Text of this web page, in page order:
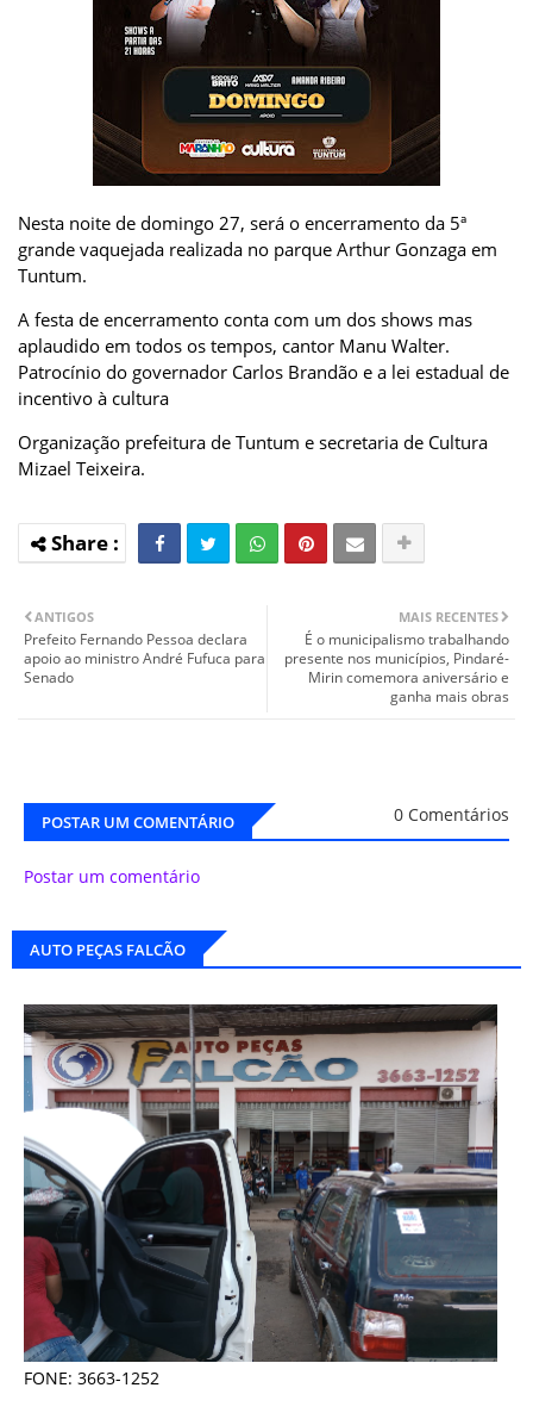
Nesta noite de domingo 27, será o encerramento da 5ª
grande vaquejada realizada no parque Arthur Gonzaga em
Tuntum.
A festa de encerramento conta com um dos shows mas
aplaudido em todos os tempos, cantor Manu Walter.
Patrocínio do governador Carlos Brandão e a lei estadual de
incentivo à cultura
Organização prefeitura de Tuntum e secretaria de Cultura
Mizael Teixeira.
MAIS RECENTES
É o municipalismo trabalhando
presente nos municípios, Pindaré-
Mirin comemora aniversário e
ganha mais obras
ANTIGOS
Prefeito Fernando Pessoa declara
apoio ao ministro André Fufuca para
Senado
POSTAR UM COMENTÁRIO 0 Comentários
Postar um comentário
AUTO PEÇAS FALCÃO
FONE: 3663-1252